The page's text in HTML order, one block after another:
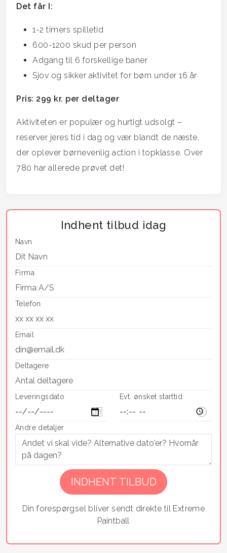
Det får I:
1-2 timers spilletid
600-1200 skud per person
Adgang til 6 forskellige baner
Sjov og sikker aktivitet for børn under 16 år
Pris: 299 kr. per deltager
Aktiviteten er populær og hurtigt udsolgt –
reserver jeres tid i dag og vær blandt de næste,
der oplever børnevenlig action i topklasse. Over
780 har allerede prøvet det!
Indhent tilbud idag
Navn
Firma
Telefon
Email
Deltagere
Leveringsdato Evt. ønsket starttid
Andre detaljer
Din forespørgsel bliver sendt direkte til Extreme
Paintball